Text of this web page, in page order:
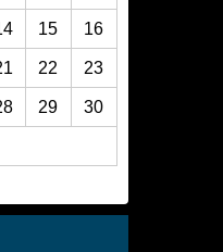
15 16
22 23
29 30